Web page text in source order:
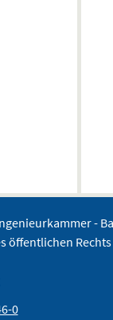
-
öffentlichen Rechts
0